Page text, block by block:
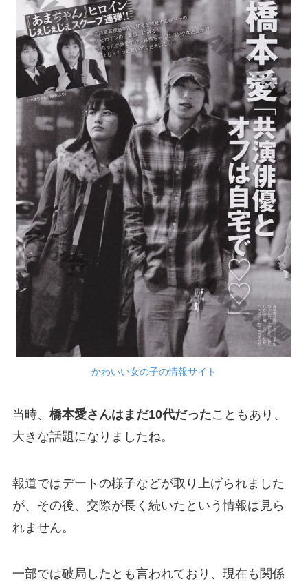
かわいい女の子の情報サイト
当時、 橋本愛さんはまだ10代だったこともあり、
大きな話題になりましたね。
報道ではデートの様子などが取り上げられました
が、その後、交際が長く続いたという情報は見ら
れません。
一部では破局したとも言われており、現在も関係